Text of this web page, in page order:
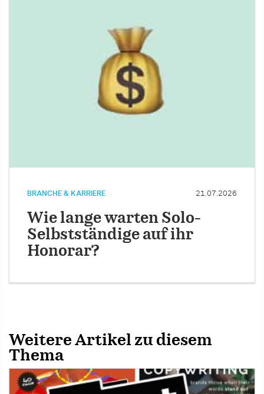
BRANCHE & KARRIERE 21.07.2026
Wie lange warten Solo-
Selbstständige auf ihr
Honorar?
Weitere Artikel zu diesem
Thema